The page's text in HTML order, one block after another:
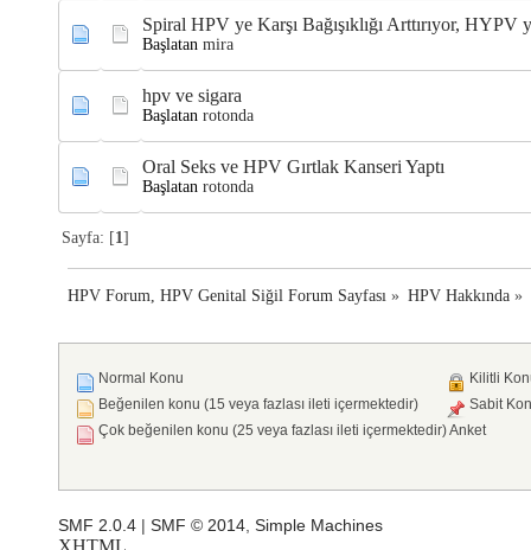
Spiral HPV ye Karşı Bağışıklığı Arttırıyor, HYPV
Başlatan mira
hpv ve sigara
Başlatan rotonda
Oral Seks ve HPV Gırtlak Kanseri Yaptı
Başlatan rotonda
Sayfa: [1]
HPV Forum, HPV Genital Siğil Forum Sayfası » HPV Hakkında»
Normal Konu
Beğenilen konu (15 veya fazlası ileti içermektedir)
Çok beğenilen konu (25 veya fazlası ileti içermektedir)
Kilitli
Sabit
Anket
SMF 2.0.4 SMF © 2014 Simple Machines
XHTML